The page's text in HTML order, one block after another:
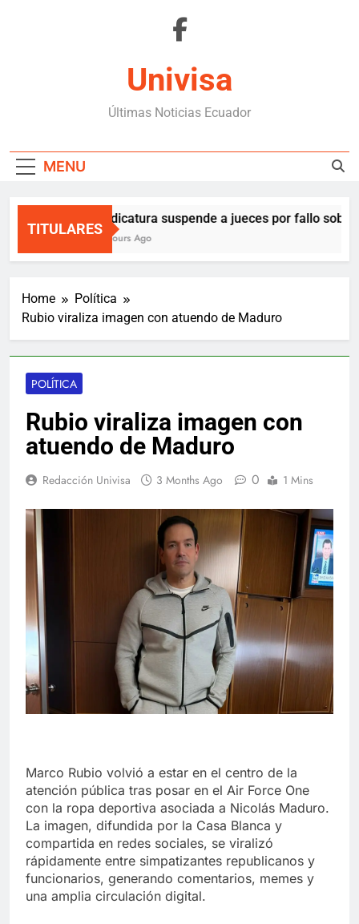
Univisa
Últimas Noticias Ecuador
MENU
TITULARES
Judicatura suspende a jueces por fallo sobre
6 Hours Ago
Home
Política
Rubio viraliza imagen con atuendo de Maduro
POLÍTICA
Rubio viraliza imagen con
atuendo de Maduro
Redacción Univisa 3 Months Ago 0 1 Mins
Marco Rubio volvió a estar en el centro de la
atención pública tras posar en el Air Force One
con la ropa deportiva asociada a Nicolás Maduro.
La imagen, difundida por la Casa Blanca y
compartida en redes sociales, se viralizó
rápidamente entre simpatizantes republicanos y
funcionarios, generando comentarios, memes y
una amplia circulación digital.